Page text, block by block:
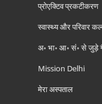
प्रोएक्टिव प्रकटीकरण
स्वास्थ्य और परिवार
अ॰ भा॰ आ॰ सं॰ से जुड़े
Mission Delhi
मेरा अस्पताल